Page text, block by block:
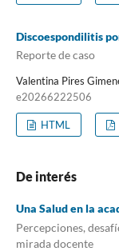
Discoespondilitis
Reporte de caso
Valentina Pires
e20266222506
HTML
De interés
Una Salud en la
Percepciones,
mirada docente